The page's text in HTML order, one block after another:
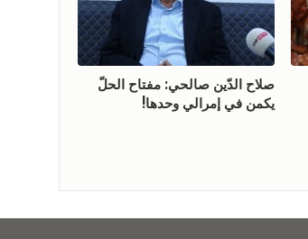
صلاح الدّين صالحي: مفتاح الحلّ
يكمن في إمرالي وحدها!